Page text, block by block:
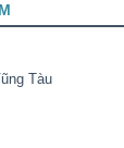
Tàu